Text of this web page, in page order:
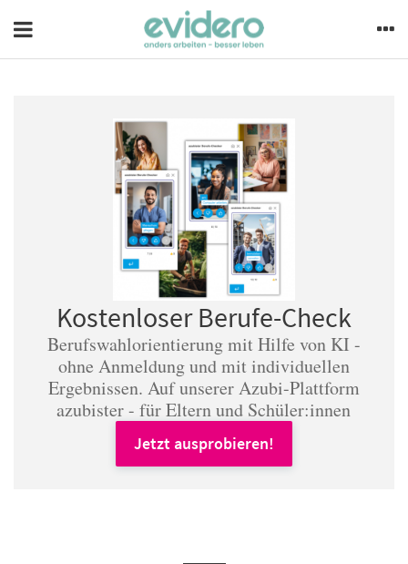
Kostenloser Berufe-Check
Berufswahlorientierung mit Hilfe von KI -
ohne Anmeldung und mit individuellen
Ergebnissen. Auf unserer Azubi-Plattform
azubister - für Eltern und Schüler:innen
Jetzt ausprobieren!